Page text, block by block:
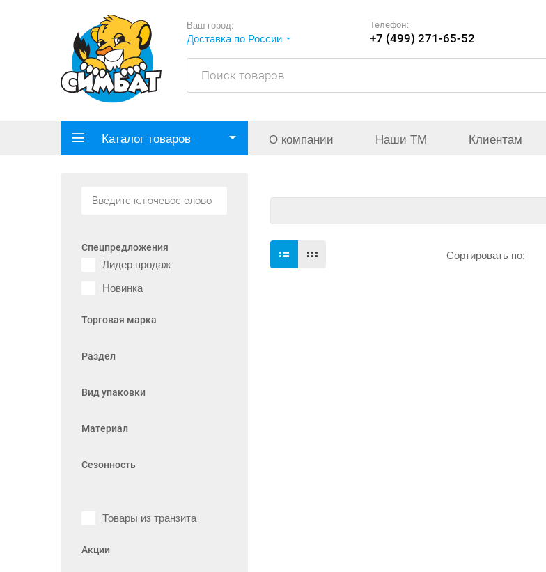
Ваш город:
Доставка по России
Телефон:
+7 (499) 271-65-52
Каталог товаров О компании Наши ТМ Клиентам
Спецпредложения
Лидер продаж
Новинка
Торговая марка
Раздел
Вид упаковки
Материал
Сезонность
Товары из транзита
Акции
Сортировать по: